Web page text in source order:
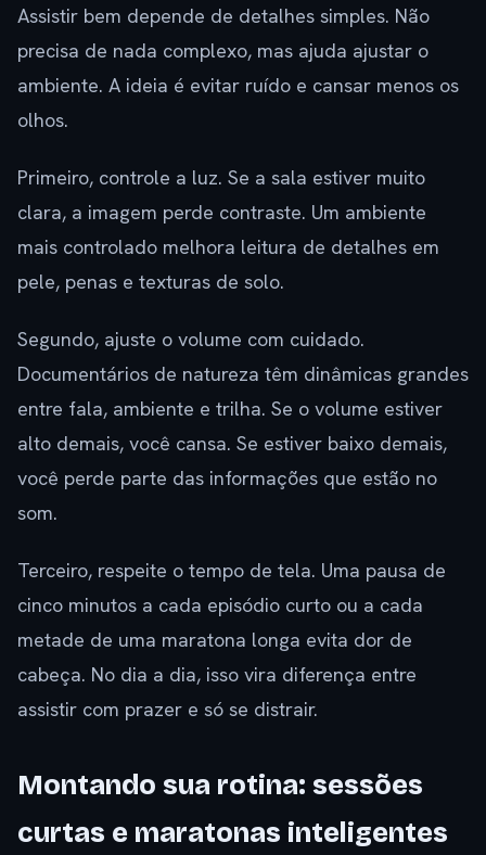
Assistir bem depende de detalhes simples. Não
precisa de nada complexo, mas ajuda ajustar o
ambiente. A ideia é evitar ruído e cansar menos os
olhos.
Primeiro, controle a luz. Se a sala estiver muito
clara, a imagem perde contraste. Um ambiente
mais controlado melhora leitura de detalhes em
pele, penas e texturas de solo.
Segundo, ajuste o volume com cuidado.
Documentários de natureza têm dinâmicas grandes
entre fala, ambiente e trilha. Se o volume estiver
alto demais, você cansa. Se estiver baixo demais,
você perde parte das informações que estão no
som.
Terceiro, respeite o tempo de tela. Uma pausa de
cinco minutos a cada episódio curto ou a cada
metade de uma maratona longa evita dor de
cabeça. No dia a dia, isso vira diferença entre
assistir com prazer e só se distrair.
Montando sua rotina: sessões
curtas e maratonas inteligentes